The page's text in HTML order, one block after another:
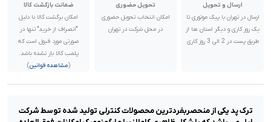
ارسال و تحویل
ارسال در تهران با پیک موتوری تا
یک روز کاری و دیگر استان ها از
طریق پست در 2 الی 3 روز کاری
تحویل حضوری
امکان انتخاب تحویل حضوری
در محل شرکت در تهران
ضمانت بازگشت کالا
امکان برگشت کالا با دلیل
"انصراف از خرید" تنها در
صورتی مورد قبول است که
پلمب کالا باز نشده باشد.
(مشاهده قوانین)
ترک پد یکی از منحصربفردترین محصولات کنترلی تولید شده توسط شرکت